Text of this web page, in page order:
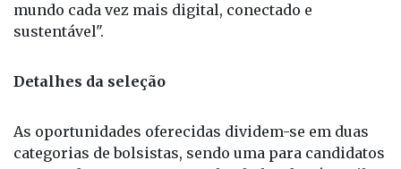
mundo cada vez mais digital, conectado e
sustentável".
Detalhes da seleção
As oportunidades oferecidas dividem-se em duas
categorias de bolsistas, sendo uma para candidatos